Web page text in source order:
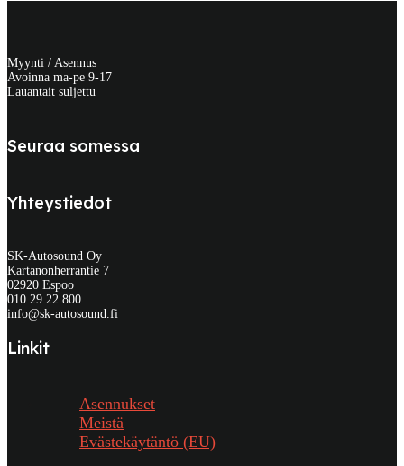
Myynti / Asennus
Avoinna ma-pe 9-17
Lauantait suljettu
Seuraa somessa
Yhteystiedot
SK-Autosound Oy
Kartanonherrantie 7
02920 Espoo
010 29 22 800
info@sk-autosound.fi
Linkit
Asennukset
Meistä
Evästekäytäntö (EU)